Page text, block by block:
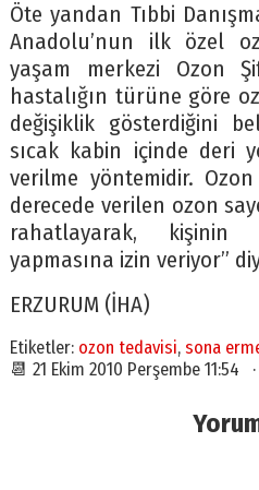
Öte yandan Tıbbi
Anadolu’nun ilk özel
yaşam merkezi Ozon
hastalığın türüne göre
değişiklik gösterdiğini
sıcak kabin içinde deri
verilme yöntemidir.
derecede verilen ozon
rahatlayarak, kişinin
yapmasına izin veriyor”
ERZURUM (İHA)
Etiketler: ozon tedavisi, sona
📆 21 Ekim 2010 Perşembe